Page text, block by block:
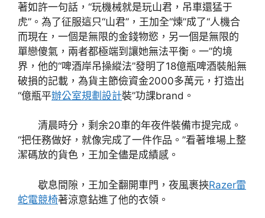
著如許一句話，“玩機械就是玩山君，吊車還猛于
虎”。為了征服這只“山君”，王加全“煉”成了“人機合
而現在，一個是無限的金錢物慾，另一個是無限的
單戀傻氣，兩者都極端到讓她無法平衡。一”的境
界，他的“啤酒岸吊操縱法”發明了18億瓶啤酒裝船無
破損的記載，為貨主節儉資金2000多萬元，打造出
“億瓶平辦公室規劃設計裝”功課brand。
清晨時分，剩余20車的年夜件裝備市提完成。
“把任務做好，就像完成了一件作品。”看著堆場上整
潔碼放的貨色，王加全儘是成績感。
歇息間隙，王加全翻開車門，夜風裹挾Razer雷
蛇電競椅著涼意鉆進了他的衣領。